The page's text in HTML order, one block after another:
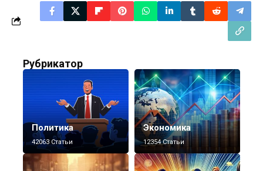
Рубрикатор
Политика
42063 Статьи
Экономика
12354 Статьи